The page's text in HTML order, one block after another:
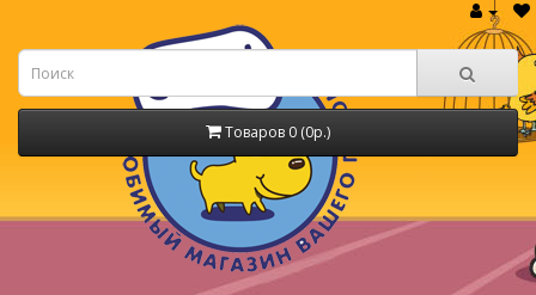
Товаров 0 (0р.)